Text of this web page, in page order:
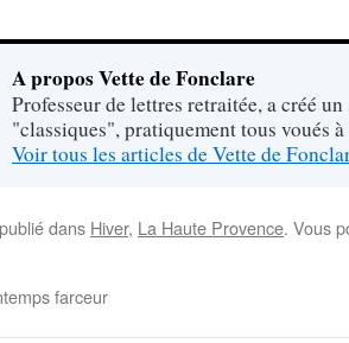
A propos Vette de Fonclare
Professeur de lettres retraitée, a créé
"classiques", pratiquement tous voués
Voir tous les articles de Vette de
dans Hiver, La Haute Provence. Vous
farceur